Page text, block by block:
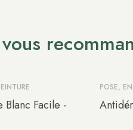
Blanc Facile -
POSE,